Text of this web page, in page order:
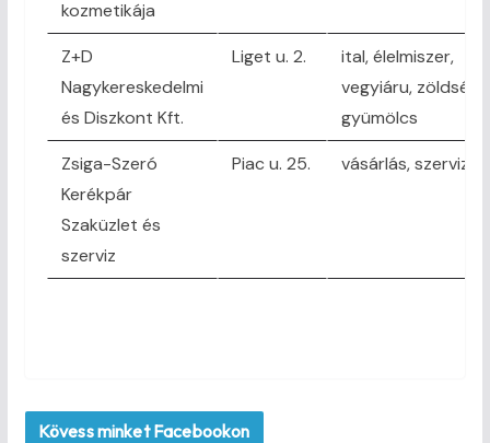
kozmetikája
Z+D
Nagykereskedelmi
és Diszkont Kft.
Liget u. 2.
ital, élelmiszer,
vegyiáru, zöldség,
gyümölcs
Zsiga-Szeró
Kerékpár
Szaküzlet és
szerviz
Piac u. 25. vásárlás, szerviz
Kövess minket Facebookon